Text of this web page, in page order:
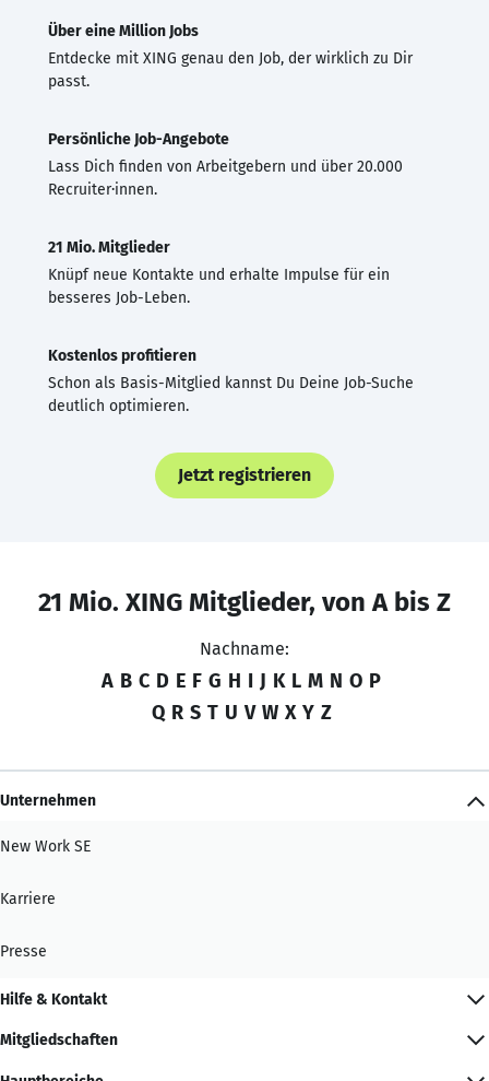
Über eine Million Jobs
Entdecke mit XING genau den Job, der wirklich zu Dir
passt.
Persönliche Job-Angebote
Lass Dich finden von Arbeitgebern und über 20.000
Recruiter·innen.
21 Mio. Mitglieder
Knüpf neue Kontakte und erhalte Impulse für ein
besseres Job-Leben.
Kostenlos profitieren
Schon als Basis-Mitglied kannst Du Deine Job-Suche
deutlich optimieren.
Jetzt registrieren
21 Mio. XING Mitglieder, von A bis Z
Nachname:
A B C D E F G H I J K L M N O P
Q R S T U V W X Y Z
Unternehmen
New Work SE
Karriere
Presse
Hilfe & Kontakt
Mitgliedschaften